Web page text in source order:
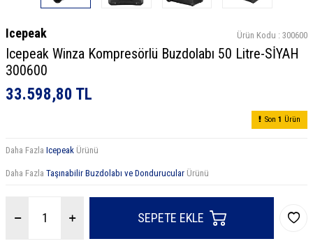
Icepeak Ürün Kodu : 300600
Icepeak Winza Kompresörlü Buzdolabı 50 Litre-SİYAH
300600
33.598,80 TL
Son 1 Ürün
Daha Fazla Icepeak Ürünü
Daha Fazla Taşınabilir Buzdolabı ve Dondurucular Ürünü
SEPETE EKLE